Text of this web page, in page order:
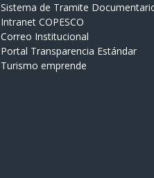
Sistema de Tramite
Intranet COPESCO
Correo Institucional
Portal Transparencia Estándar
Turismo emprende